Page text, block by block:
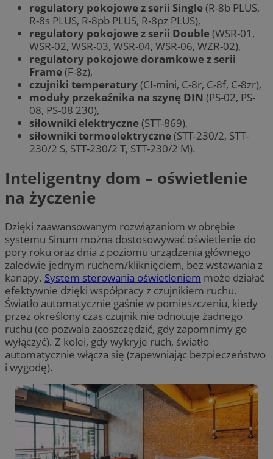
regulatory pokojowe z serii Single(R-8b PLUS,
R-8s PLUS, R-8pb PLUS, R-8pz PLUS),
regulatory pokojowe z serii Double(WSR-01,
WSR-02, WSR-03, WSR-04, WSR-06, WZR-02),
regulatory pokojowe doramkowe z serii
Frame(F-8z),
czujniki temperatury(CI-mini, C-8r, C-8f, C-8zr),
moduły przekaźnika na szynę DIN (PS-02, PS-
08, PS-08 230),
siłowniki elektryczne(STT-869),
siłowniki termoelektryczne(STT-230/2, STT-
230/2 S, STT-230/2 T, STT-230/2 M).
Inteligentny dom – oświetlenie
na życzenie
Dzięki zaawansowanym rozwiązaniom w obrębie
systemu Sinum można dostosowywać oświetlenie do
pory roku oraz dnia z poziomu urządzenia głównego
zaledwie jednym ruchem/kliknięciem, bez wstawania z
kanapy. System sterowania oświetleniem może działać
efektywnie dzięki współpracy z czujnikiem ruchu.
Światło automatycznie gaśnie w pomieszczeniu, kiedy
przez określony czas czujnik nie odnotuje żadnego
ruchu (co pozwala zaoszczędzić, gdy zapomnimy go
wyłączyć). Z kolei, gdy wykryje ruch, światło
automatycznie włącza się (zapewniając bezpieczeństwo
i wygodę).